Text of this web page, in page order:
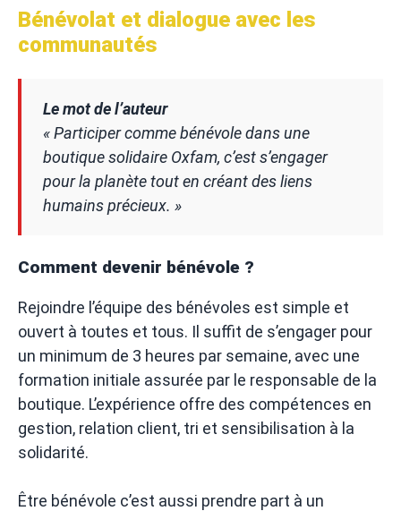
Bénévolat et dialogue avec les
communautés
Le mot de l’auteur
« Participer comme bénévole dans une
boutique solidaire Oxfam, c’est s’engager
pour la planète tout en créant des liens
humains précieux. »
Comment devenir bénévole ?
Rejoindre l’équipe des bénévoles est simple et
ouvert à toutes et tous. Il suffit de s’engager pour
un minimum de 3 heures par semaine, avec une
formation initiale assurée par le responsable de la
boutique. L’expérience offre des compétences en
gestion, relation client, tri et sensibilisation à la
solidarité.
Être bénévole c’est aussi prendre part à un